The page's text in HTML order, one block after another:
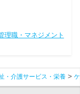
理職・マネジメント
・介護サービス・栄養